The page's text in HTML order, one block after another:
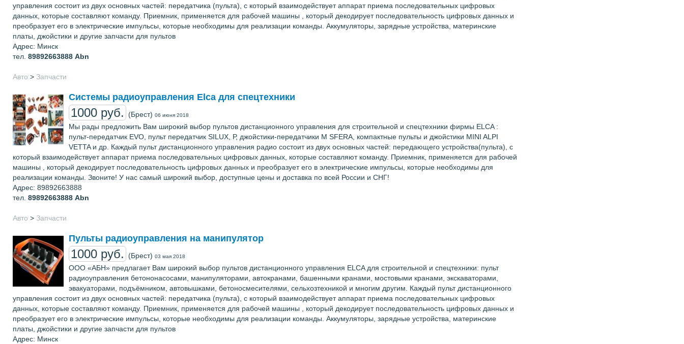
управления состоит из двух основных частей: передатчика (пульта), с который взаимодействует аппарат приема последовательных цифровых
данных, которые составляют команду. Приемник, применяется для рабочей машины , который декодирует последовательность цифровых данных и
преобразует его в электрические импульсы, которые необходимы для реализации команды. Аккумуляторы, зарядные устройства, материнские
платы, джойстики и другие запчасти для пультов
Адрес: Минск
тел. 89892663888 Abn
Авто > Запчасти
Системы радиоуправления Elca для спецтехники
1000 руб. (Брест) 06 июня 2018
Мы рады предложить Вам широкий выбор пультов дистанционного управления для строительной и спецтехники фирмы ELCA :
пульт-передатчик EVO, пульт передатчик SILUX, Р, джойстики-передатчики M SFERA, компактные пульты и джойстики MINI ALPI
VETTA и др. Каждый пульт дистанционного управления радио состоит из двух основных частей: передающего устройства(пульта), с
который взаимодействует аппарат приема последовательных цифровых данных, которые составляют команду. Приемник, применяется для рабочей
машины , который декодирует последовательность цифровых данных и преобразует его в электрические импульсы, которые необходимы для
реализации команды. Звоните! У нас самый широкий выбор, доступные цены и доставка по всей России и СНГ!
Адрес: 89892663888
тел. 89892663888 Abn
Авто > Запчасти
Пульты радиоуправления на манипулятор
1000 руб. (Брест) 03 мая 2018
ООО «АБН» предлагает Вам широкий выбор пультов дистанционного управления ELCA для строительной и спецтехники: пульт
радиоуправления бетононасосами, манипуляторами, автокранами, башенными кранами, мостовыми кранами, экскаваторами,
эвакуаторами, подъёмником, автовышками, бетоносмесителями, сельхозтехникой и многим другим. Каждый пульт дистанционного
управления состоит из двух основных частей: передатчика (пульта), с который взаимодействует аппарат приема последовательных цифровых
данных, которые составляют команду. Приемник, применяется для рабочей машины , который декодирует последовательность цифровых данных и
преобразует его в электрические импульсы, которые необходимы для реализации команды. Аккумуляторы, зарядные устройства, материнские
платы, джойстики и другие запчасти для пультов
Адрес: Минск